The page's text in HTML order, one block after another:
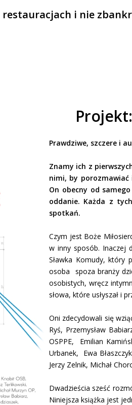
restauracjach i nie
Prawdziwe, szczere i
Znamy ich z
nimi, by porozmawiać
On obecny od
oddanie. Każda z
spotkań.
Czym jest Boże
w inny sposób. Inaczej
Sławka Komudy, który
osoba spoza branży
osobistych, wręcz
słowa, które usłyszał i
Oni zdecydowali się
Ryś, Przemysław
OSPPE, Emilian
Urbanek, Ewa
Jerzy Zelnik, Michał
Dwadzieścia sześć
Niniejsza książka jest